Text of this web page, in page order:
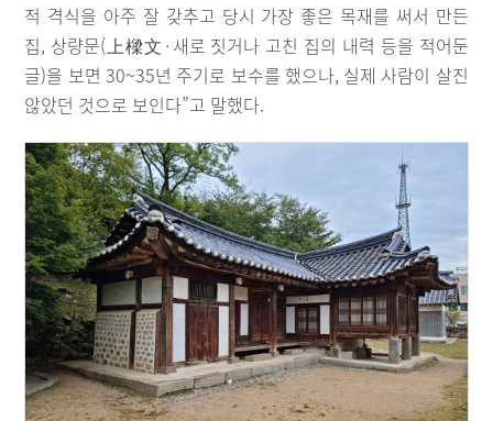
적 격식을 아주 잘 갖추고 당시 가장 좋은 목재를 써서 만든
집, 상량문(上樑文·새로 짓거나 고친 집의 내력 등을 적어둔
글)을 보면 30~35년 주기로 보수를 했으나, 실제 사람이 살진
않았던 것으로 보인다”고 말했다.